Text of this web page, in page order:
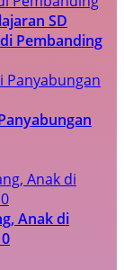
SD
Pembanding
Anak di